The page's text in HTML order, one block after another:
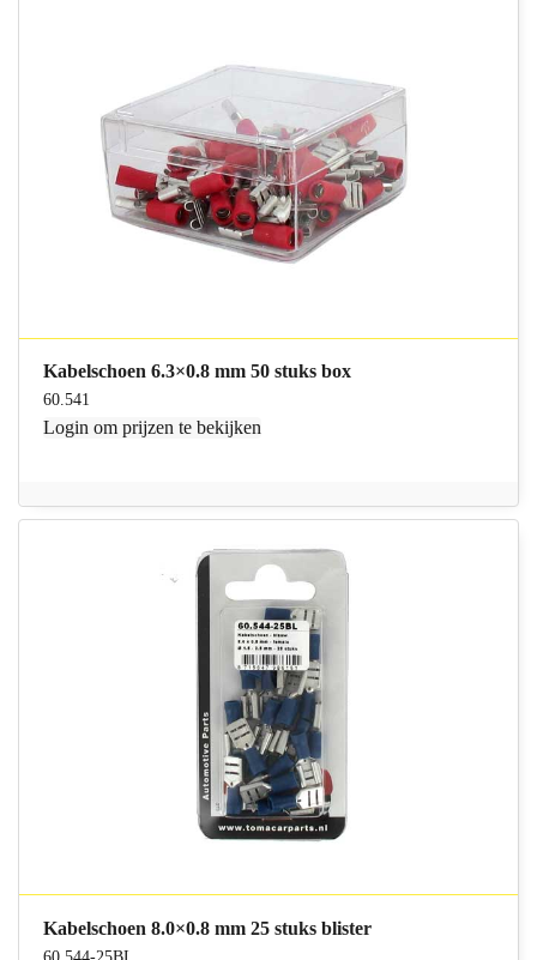
Kabelschoen 6.3×0.8 mm 50 stuks box
60.541
Login om prijzen te bekijken
Kabelschoen 8.0×0.8 mm 25 stuks blister